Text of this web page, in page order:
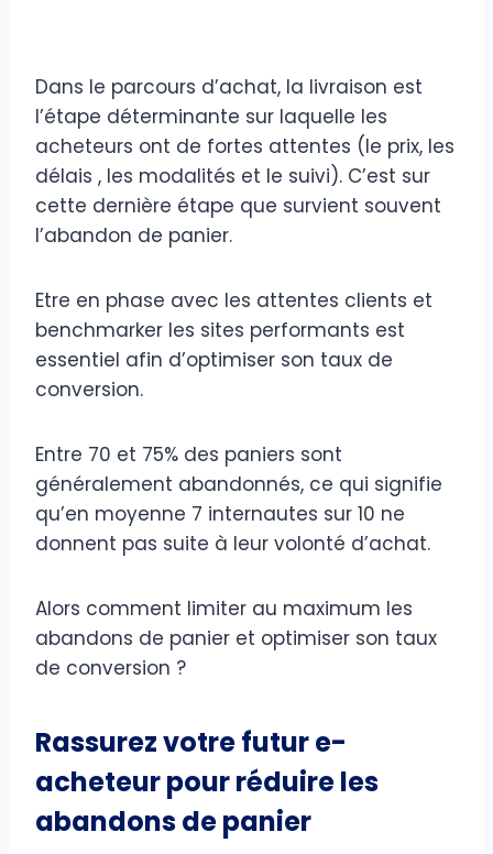
Dans le parcours d’achat, la livraison est
l’étape déterminante sur laquelle les
acheteurs ont de fortes attentes (le prix, les
délais , les modalités et le suivi). C’est sur
cette dernière étape que survient souvent
l’abandon de panier.
Etre en phase avec les attentes clients et
benchmarker les sites performants est
essentiel afin d’optimiser son taux de
conversion.
Entre 70 et 75% des paniers sont
généralement abandonnés, ce qui signifie
qu’en moyenne 7 internautes sur 10 ne
donnent pas suite à leur volonté d’achat.
Alors comment limiter au maximum les
abandons de panier et optimiser son taux
de conversion ?
Rassurez votre futur e-
acheteur pour réduire les
abandons de panier